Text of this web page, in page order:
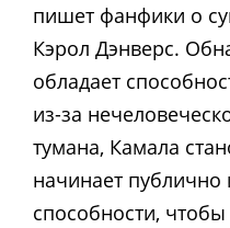
пишет фанфики о
Кэрол Дэнверс.
обладает
из-за
тумана, Камала
начинает публично
способности,